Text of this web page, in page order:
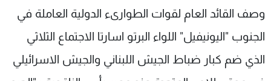
وصف القائد العام لقوات الطوارىء الدولية العاملة في
الجنوب "اليونيفيل" اللواء البرتو اسارتا الاجتماع الثلاثي
الذي ضم كبار ضباط الجيش اللبناني والجيش الاسرائيلي
الترددات
الإنـتـاج
لاعلاناتكم
تواصل معنا
شروط الإسـتخدام